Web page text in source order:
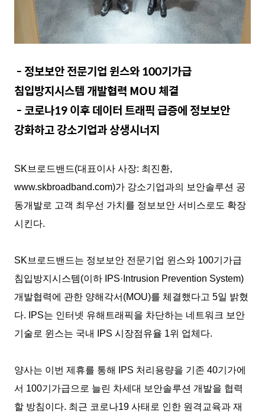
- 정보보안 전문기업 윈스와100기가급
침입방지시스템 개발협력 MOU체결
- 코로나19이후 데이터 트래픽 급증에 정보보안
강화하고 강소기업과 상생시너지
SK 브로드밴드(대표이사 사장: 최진환,
www.skbroadband.com)가 강소기업과의 보안솔루션 공
동개발로 고객 최우선 가치를 정보보안 서비스로도 확장
시킨다.
SK 브로드밴드는 정보보안 전문기업 윈스와 100기가급
침입방지시스템(이하 IPS·Intrusion Prevention System)
개발협력에 관한 양해각서 (MOU)를 체결했다고 5일 밝혔
다. IPS는 인터넷 유해트래픽을 차단하는 네트워크 보안
기술로 윈스는 국내
IPS 시장점유율 1위 업체다.
양사는 이번 제휴를 통해 IPS 처리용량을 기존 40기가에
서 100기가급으로 늘린 차세대 보안솔루션 개발을 협력
할 방침이다. 최근 코로나19 사태로 인한 원격교육과 재